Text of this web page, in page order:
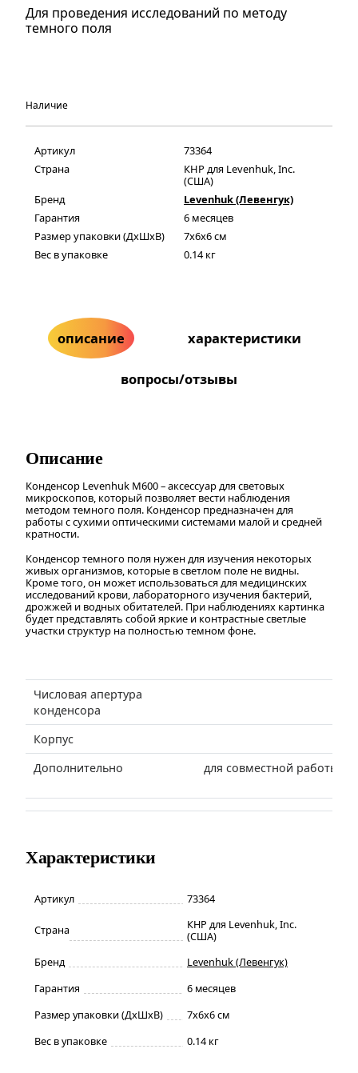
Для проведения исследований по методу
темного поля
Наличие
Артикул
73364
Страна
КНР для Levenhuk, Inc.
(США)
Бренд
Levenhuk (Левенгук)
Гарантия
6 месяцев
Размер упаковки (ДxШxВ)
7x6x6 см
Вес в упаковке
0.14 кг
описание характеристики
вопросы/отзывы
Описание
Конденсор Levenhuk M600 – аксессуар для световых
микроскопов, который позволяет вести наблюдения
методом темного поля. Конденсор предназначен для
работы с сухими оптическими системами малой и средней
кратности.
Конденсор темного поля нужен для изучения некоторых
живых организмов, которые в светлом поле не видны.
Кроме того, он может использоваться для медицинских
исследований крови, лабораторного изучения бактерий,
дрожжей и водных обитателей. При наблюдениях картинка
будет представлять собой яркие и контрастные светлые
участки структур на полностью темном фоне.
Числовая апертура
конденсора
Корпус
Дополнительно
для совместной работы с
Характеристики
Артикул 73364
Страна
КНР для Levenhuk, Inc.
(США)
Бренд
Levenhuk (Левенгук)
Гарантия
6 месяцев
Размер упаковки (ДxШxВ)
7x6x6 см
Вес в упаковке
0.14 кг